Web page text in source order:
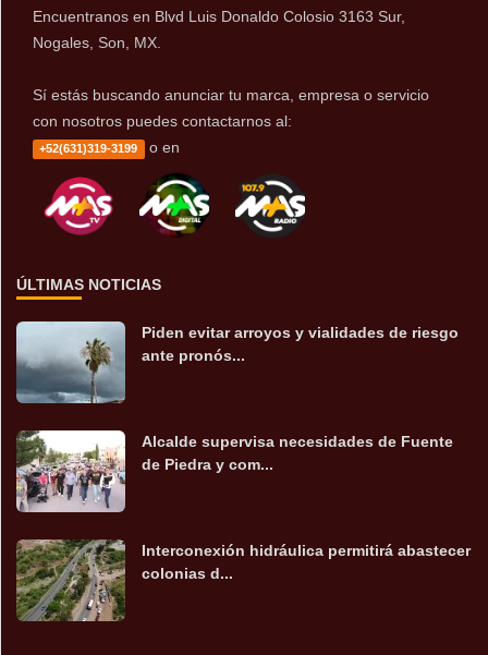
Encuentranos en Blvd Luis Donaldo Colosio 3163 Sur,
Nogales, Son, MX.
Sí estás buscando anunciar tu marca, empresa o servicio
con nosotros puedes contactarnos al:
+52(631)319-3199 o en
ÚLTIMAS NOTICIAS
Piden evitar arroyos y vialidades de riesgo
ante pronós...
Alcalde supervisa necesidades de Fuente
de Piedra y com...
Interconexión hidráulica permitirá abastecer
colonias d...